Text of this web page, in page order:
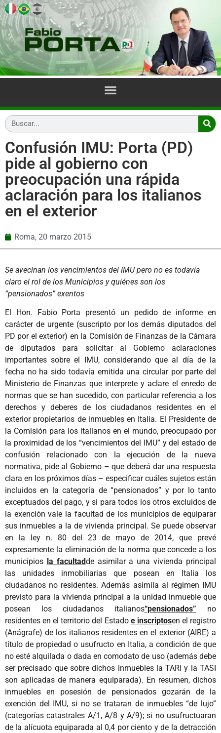
Confusión IMU: Porta (PD)
pide al gobierno con
preocupación una rápida
aclaración para los italianos
en el exterior
Roma, 20 marzo 2015
Se avecinan los vencimientos del IMU pero no es todavía
claro el rol de los Municipios y quiénes son los
“pensionados” exentos
El Hon. Fabio Porta presentó un pedido de informe en
carácter de urgente (suscripto por los demás diputados del
PD por el exterior) en la Comisión de Finanzas de la Cámara
de diputados para solicitar al Gobierno aclaraciones
importantes sobre el IMU, considerando que al día de la
fecha no ha sido todavía emitida una circular por parte del
Ministerio de Finanzas que interprete y aclare el enredo de
normas que se han sucedido, con particular referencia a los
derechos y deberes de los ciudadanos residentes en el
exterior propietarios de inmuebles en Italia. El Presidente de
la Comisión para los italianos en el mundo, preocupado por
la proximidad de los “vencimientos del IMU” y del estado de
confusión relacionado con la ejecución de la nueva
normativa, pide al Gobierno – que deberá dar una respuesta
clara en los próximos días – especificar cuáles sujetos están
incluidos en la categoría de “pensionados” y por lo tanto
exceptuados del pago, y si para todos los otros excluidos de
la exención vale la facultad de los municipios de equiparar
sus inmuebles a la de vivienda principal. Se puede observar
en la ley n. 80 del 23 de mayo de 2014, que prevé
expresamente la eliminación de la norma que concede a los
municipios la facultadde asimilar a una vivienda principal
las unidades inmobiliarias que posean en Italia los
ciudadanos no residentes. Además asimila al régimen IMU
previsto para la vivienda principal a la unidad inmueble que
posean los ciudadanos italianos“pensionados” no
residentes en el territorio del Estado e inscriptosen el registro
(Anágrafe) de los italianos residentes en el exterior (AIRE) a
título de propiedad o usufructo en Italia, a condición de que
no esté alquilada o dada en comodato de uso (además debe
ser precisado que sobre dichos inmuebles la TARI y la TASI
son aplicadas de manera equiparada). En resumen, dichos
inmuebles en posesión de pensionados gozarán de la
exención del IMU, si no se trataran de inmuebles “de lujo”
(categorías catastrales A/1, A/8 y A/9); si no usufructuaran
de la alícuota equiparada al 0,4 por ciento y de la detracción